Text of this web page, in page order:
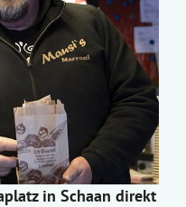
in Schaan direkt